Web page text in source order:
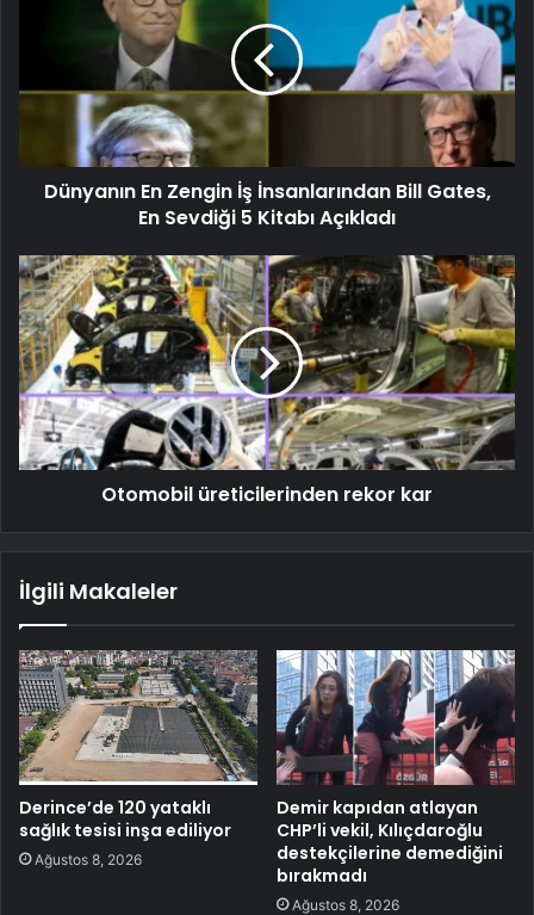
Dünyanın En Zengin İş İnsanlarından Bill Gates,
En Sevdiği 5 Kitabı Açıkladı
Otomobil üreticilerinden rekor kar
İlgili Makaleler
Derince’de 120 yataklı
sağlık tesisi inşa ediliyor
Ağustos 8, 2026
Demir kapıdan atlayan
CHP’li vekil, Kılıçdaroğlu
destekçilerine demediğini
bırakmadı
Ağustos 8, 2026